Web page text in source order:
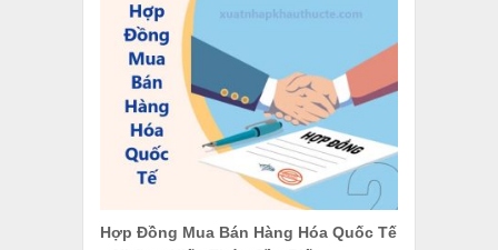
Hợp Đồng Mua Bán Hàng Hóa Quốc Tế